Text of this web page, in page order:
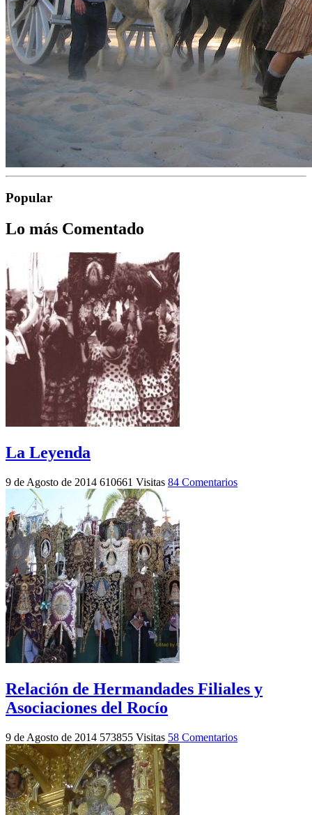
Popular
Lo más Comentado
La Leyenda
9 de Agosto de 2014 610661 Visitas 84 Comentarios
Relación de Hermandades Filiales y
Asociaciones del Rocío
9 de Agosto de 2014 573855 Visitas 58 Comentarios